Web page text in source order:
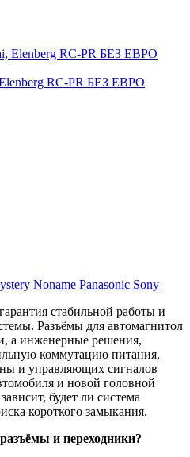
RC-PR БЕЗ ЕВРО
Noname Panasonic Sony
стабильной работы и
Разъёмы для автомагнитол
а инженерные решения,
коммутацию питания,
и управляющих сигналов
и новой головной
будет ли система
короткого замыкания.
и переходники?